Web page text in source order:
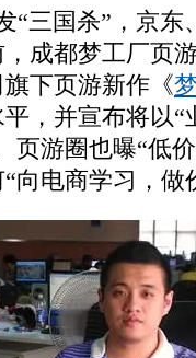
国杀”，京东
成都梦工厂页
下页游新作《
，并宣布将以“
页游圈也曝“低
向电商学习，做